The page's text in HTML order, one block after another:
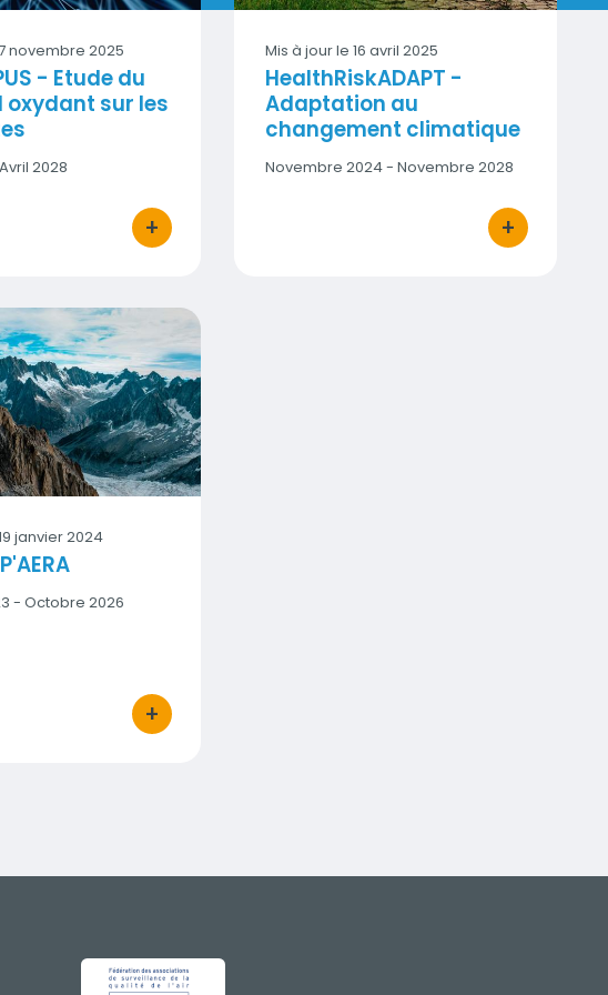
novembre 2025
- Etude du
oxydant sur les
2028
+
bouton d'actions
Mis à jour le16 avril 2025
HealthRiskADAPT -
Adaptation au
changement climatique
Date
Novembre 2024 - Novembre 2028
+
bouton
de l'air intérieur
Vignette
janvier 2024
- Octobre 2026
+
bouton d'actions
IMAGE